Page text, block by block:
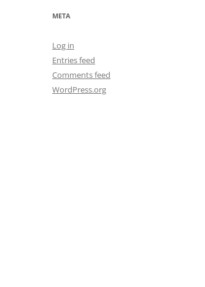
META
Log in
Entries feed
Comments feed
WordPress.org